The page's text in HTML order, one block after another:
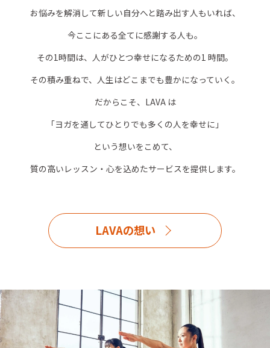
お悩みを解消して新しい自分へと踏み出す人もいれば、
今ここにある全てに感謝する人も。
その1時間は、人がひとつ幸せになるための1 時間。
その積み重ねで、人生はどこまでも豊かになっていく。
だからこそ、LAVA は
「ヨガを通してひとりでも多くの人を幸せに」
という想いをこめて、
質の高いレッスン・心を込めたサービスを提供します。
LAVAの想い